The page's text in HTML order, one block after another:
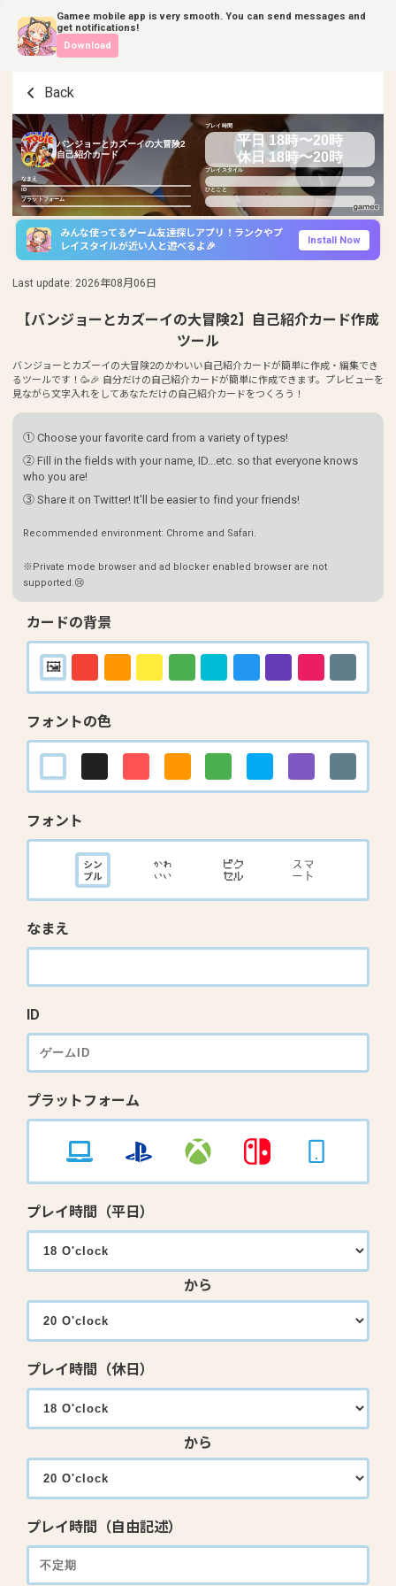
Gamee mobile app is very smooth. You can send messages and
get notifications!
Download
Back
バンジョーとカズーイの大冒険2
自己紹介カード
なまえ
ID
プラットフォーム
プレイ時間
平日 18時〜20時
休日 18時〜20時
プレイスタイル
ひとこと
みんな使ってるゲーム友達探しアプリ！ランクやプ
レイスタイルが近い人と遊べるよ🎉
Install Now
Last update: 2026年08月06日
【バンジョーとカズーイの大冒険2】自己紹介カード作成
ツール
バンジョーとカズーイの大冒険2のかわいい自己紹介カードが簡単に作成・編集でき
るツールです！🥳🎉 自分だけの自己紹介カードが簡単に作成できます。プレビューを
見ながら文字入れをしてあなただけの自己紹介カードをつくろう！
① Choose your favorite card from a variety of types!
② Fill in the fields with your name, ID...etc. so that everyone knows
who you are!
③ Share it on Twitter! It'll be easier to find your friends!
Recommended environment: Chrome and Safari.
※Private mode browser and ad blocker enabled browser are not
supported.😢
カードの背景
フォントの色
フォント
なまえ
ID
プラットフォーム
プレイ時間（平日）
から
プレイ時間（休日）
から
プレイ時間（自由記述）